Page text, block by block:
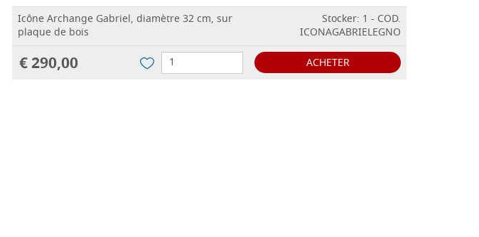
Icône Archange Gabriel, diamètre 32 cm, sur
plaque de bois
Stocker: 1 - COD.
ICONAGABRIELEGNO
€ 290,00 ACHETER